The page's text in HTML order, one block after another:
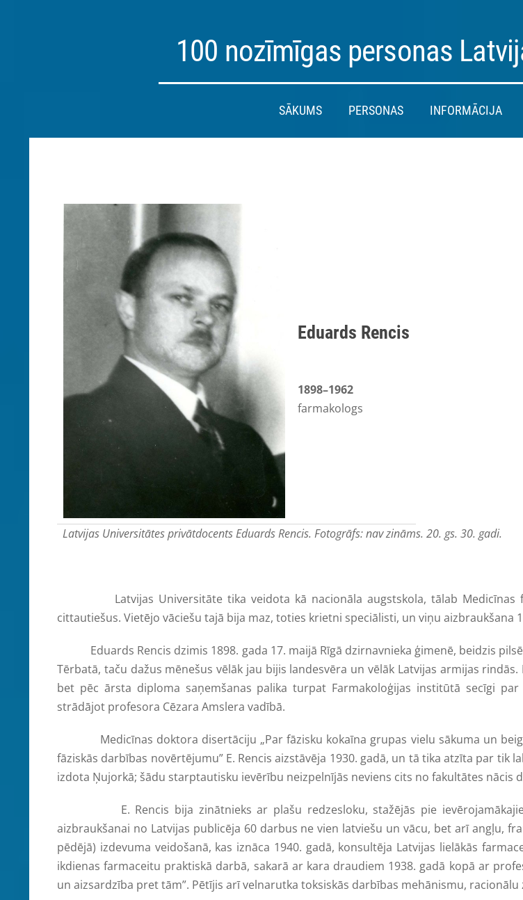
100 nozīmīgas personas
SĀKUMS PERSONAS INFORMĀCIJA
Eduards Rencis
1898–1962
farmakologs
Latvijas Universitātes privātdocents Eduards Rencis. Fotogrāfs: nav zināms. 20. gs. 30. gadi.
Latvijas Universitāte tika veidota kā nacionāla augstskola, tālab Medicīnas
cittautiešus. Vietējo vāciešu tajā bija maz, toties krietni speciālisti, un viņu aizbraukšana
Eduards Rencis dzimis 1898. gada 17. maijā Rīgā dzirnavnieka ģimenē, beidzis
Tērbatā, taču dažus mēnešus vēlāk jau bijis landesvēra un vēlāk Latvijas armijas
bet pēc ārsta diploma saņemšanas palika turpat Farmakoloģijas institūtā secīgi
strādājot profesora Cēzara Amslera vadībā.
Medicīnas doktora disertāciju „Par fāzisku kokaīna grupas vielu sākuma un
fāziskās darbības novērtējumu” E. Rencis aizstāvēja 1930. gadā, un tā tika atzīta par
izdota Ņujorkā; šādu starptautisku ievērību neizpelnījās neviens cits no fakultātes nācis
E. Rencis bija zinātnieks ar plašu redzesloku, stažējās pie ievērojamākajiem
aizbraukšanai no Latvijas publicēja 60 darbus ne vien latviešu un vācu, bet arī angļu,
pēdējā) izdevuma veidošanā, kas iznāca 1940. gadā, konsultēja Latvijas lielākās
ikdienas farmaceitu praktiskā darbā, sakarā ar kara draudiem 1938. gadā kopā ar
un aizsardzība pret tām”. Pētījis arī velnarutka toksiskās darbības mehānismu,